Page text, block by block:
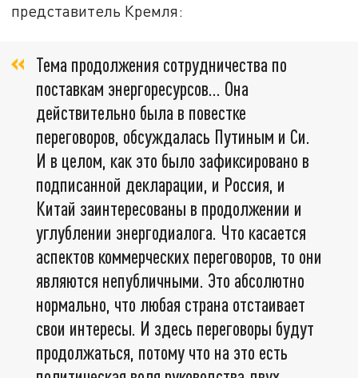
представитель Кремля:
Тема продолжения сотрудничества по
поставкам энергоресурсов… Она
действительно была в повестке
переговоров, обсуждалась Путиным и Си.
И в целом, как это было зафиксировано в
подписанной декларации, и Россия, и
Китай заинтересованы в продолжении и
углублении энергодиалога. Что касается
аспектов коммерческих переговоров, то они
являются непубличными. Это абсолютно
нормально, что любая страна отстаивает
свои интересы. И здесь переговоры будут
продолжаться, потому что на это есть